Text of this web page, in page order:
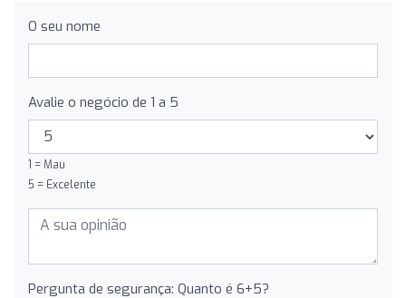
O seu nome
Avalie o negócio de 1 a 5
1 = Mau
5 = Excelente
Pergunta de segurança: Quanto é 6+5?